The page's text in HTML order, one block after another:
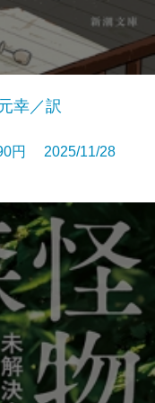
幸／訳
円 2025/11/28